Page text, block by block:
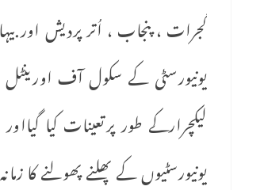
لیکچرارکے طور پرتعینات کیا
یونیورسٹیوں کے پھلنے پھولنے کا